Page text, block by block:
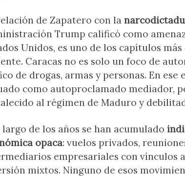
de Zapatero con la
Trump calificó como
Unidos, es uno de los capítulos
Caracas no es solo un foco de
de drogas, armas y personas. En ese
como autoproclamado mediador,
al régimen de Maduro y
largo de los años se han acumulado
opaca: vuelos privados,
empresariales con vínculos a
mixtos. Ninguno de esos